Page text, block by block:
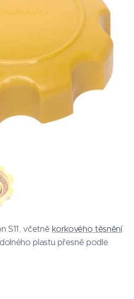
S11, včetněkorkového těsnění.
plastu přesně podle